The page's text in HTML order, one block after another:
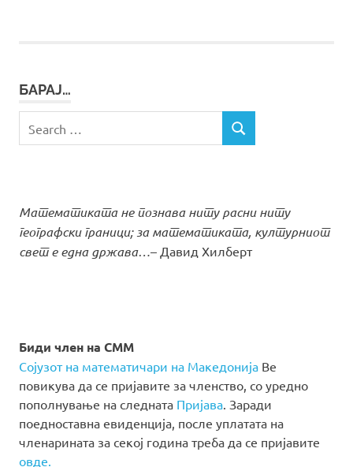
БАРАЈ…
for:
SEARCH
Математиката не познава ниту расни ниту
географски граници; за математиката, културниот
свет е една држава…– Давид Хилберт
Биди член на СММ
Сојузот на математичари на Македонија Ве
повикува да се пријавите за членство, со уредно
пополнување на следната Пријава . Заради
поедноставна евиденција, после уплатата на
членарината за секој година треба да се пријавите
овде.